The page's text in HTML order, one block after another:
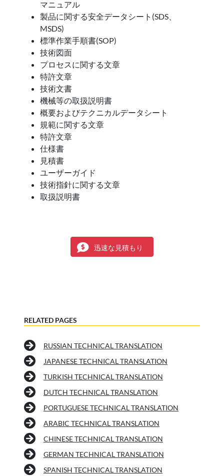
マニュアル
製品に関する安全データシート(SDS、
MSDS)
標準作業手順書(SOP)
技術図面
プロセスに関する文章
特許文章
技術文書
機械等の取扱説明書
概要およびテクニカルデータシート
規範に関する文章
特許文章
仕様書
見積書
ユーザーガイド
技術指針に関する文章
取扱説明書
迅速な見積もり
RELATED PAGES
RUSSIAN TECHNICAL TRANSLATION
JAPANESE TECHNICAL TRANSLATION
TURKISH TECHNICAL TRANSLATION
DUTCH TECHNICAL TRANSLATION
PORTUGUESE TECHNICAL TRANSLATION
ARABIC TECHNICAL TRANSLATION
CHINESE TECHNICAL TRANSLATION
GERMAN TECHNICAL TRANSLATION
SPANISH TECHNICAL TRANSLATION